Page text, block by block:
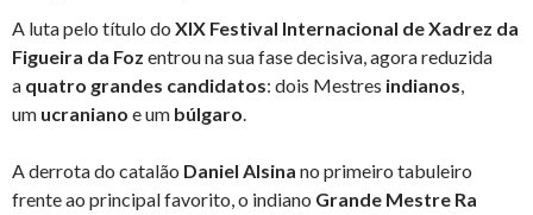
A luta pelo título do XIX Festival Internacional de Xadrez da
Figueira da Foz entrou na sua fase decisiva, agora reduzida
a quatro grandes candidatos: dois Mestres indianos,
um ucraniano e um búlgaro.
A derrota do catalão Daniel Alsina no primeiro tabuleiro
frente ao principal favorito, o indiano Grande Mestre Ra